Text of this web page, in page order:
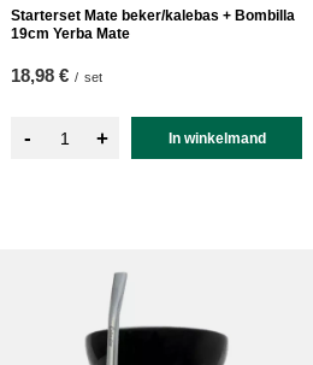
Starterset Mate beker/kalebas + Bombilla
19cm Yerba Mate
18,98 € / set
- + In winkelmand